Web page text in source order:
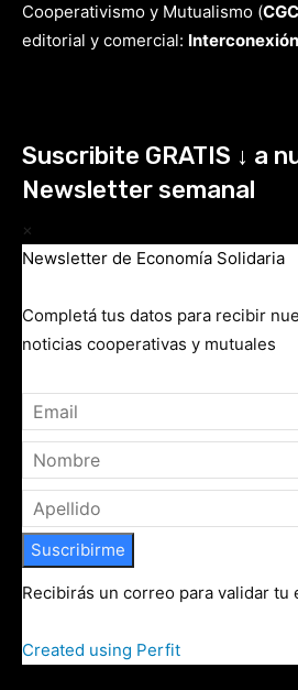
Cooperativismo y Mutualismo (
editorial y comercial:
Suscribite GRATIS ↓ a
Newsletter semanal
×
Newsletter de Economía Solidaria
Completá tus datos para recibir
noticias cooperativas y mutuales
Suscribirme
Recibirás un correo para validar tu
Created using Perfit